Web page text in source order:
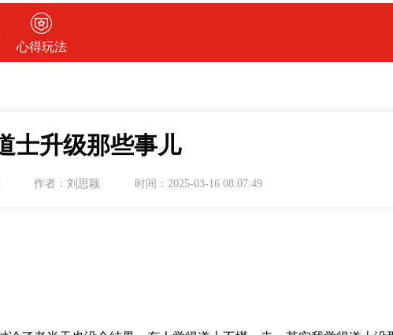
心得玩法
士升级那些事儿
作者：刘思颖 时间：2025-03-16 08:07:49